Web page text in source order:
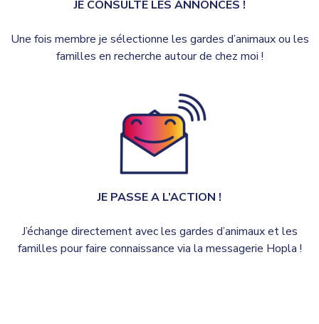
JE CONSULTE LES ANNONCES !
Une fois membre je sélectionne les gardes d’animaux ou les
familles en recherche autour de chez moi !
JE PASSE A L’ACTION !
J’échange directement avec les gardes d’animaux et les
familles pour faire connaissance via la messagerie Hopla !